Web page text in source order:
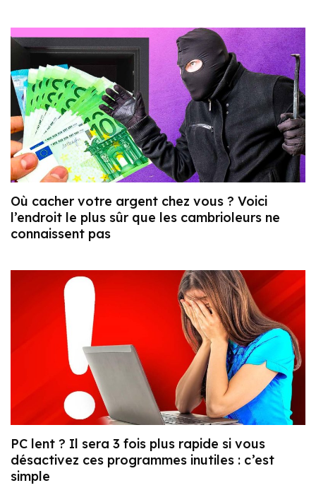
Où cacher votre argent chez vous ? Voici
l’endroit le plus sûr que les cambrioleurs ne
connaissent pas
PC lent ? Il sera 3 fois plus rapide si vous
désactivez ces programmes inutiles : c’est
simple